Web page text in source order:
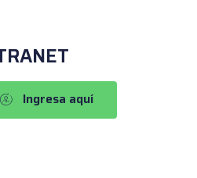
Ingresa aquí